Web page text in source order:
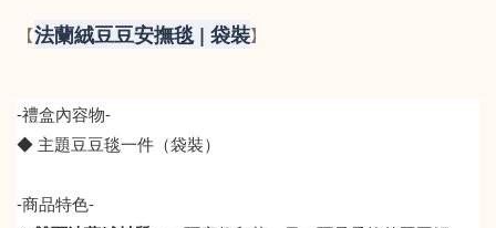
【法蘭絨豆豆安撫毯 | 袋裝】
-禮盒內容物-
◆ 主題豆豆毯一件（袋裝）
-商品特色-